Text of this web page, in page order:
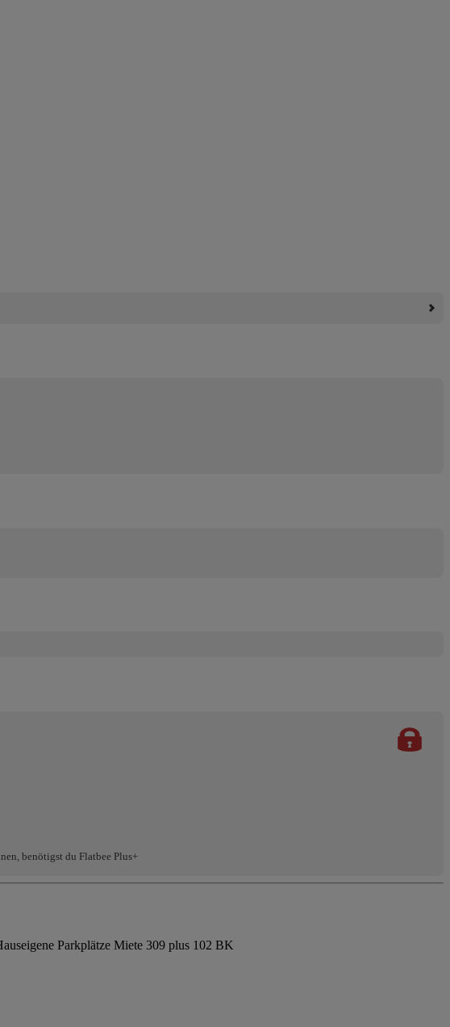
benötigst du Flatbee Plus+
Parkplätze Miete 309 plus 102 BK